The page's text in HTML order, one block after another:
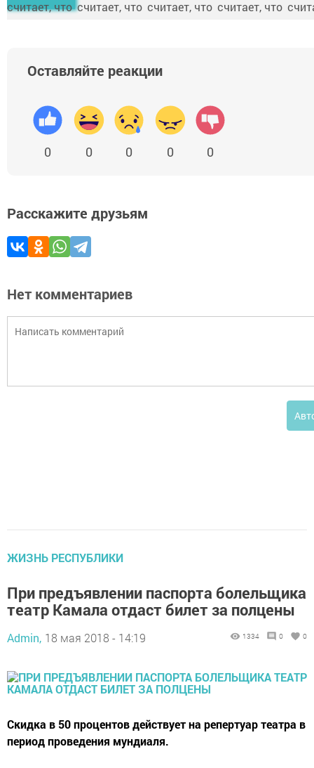
Оставляйте реакции
0 0 0 0 0
Расскажите друзьям
Нет комментариев
ЖИЗНЬ РЕСПУБЛИКИ
При предъявлении паспорта болельщика
театр Камала отдаст билет за полцены
Admin, 18 мая 2018 - 14:19 1334 0 0
Скидка в 50 процентов действует на репертуар театра в
период проведения мундиаля.